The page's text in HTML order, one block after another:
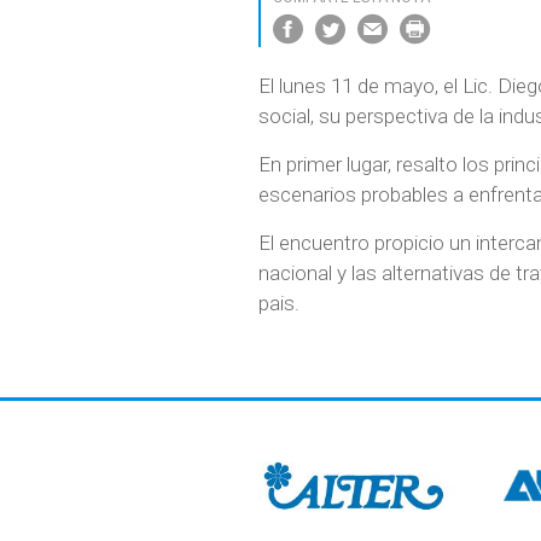
El lunes 11 de mayo, el Lic.
social, su perspectiva de la
En primer lugar, resalto los
escenarios probables a
El encuentro propicio un
nacional y las alternativas de
pais.